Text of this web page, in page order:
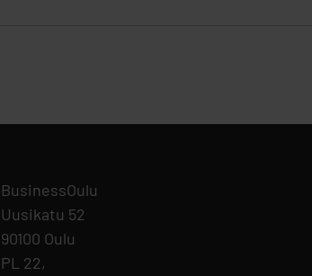
BusinessOulu
Uusikatu 52
90100 Oulu
PL 22,